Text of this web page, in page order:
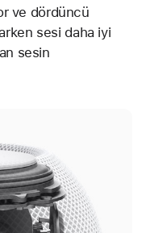
ve dördüncü
sesi daha iyi
sesin